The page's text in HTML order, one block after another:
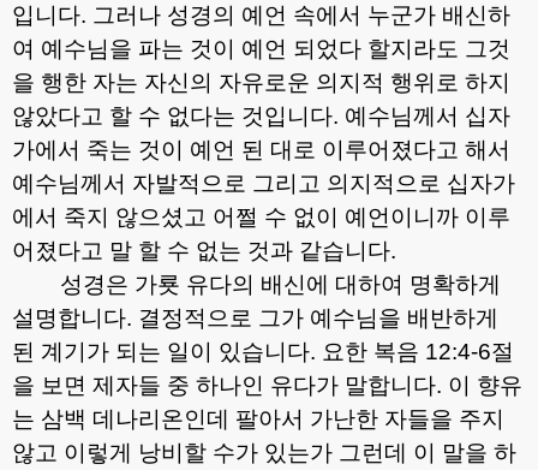
입니다. 그러나 성경의 예언 속에서 누군가 배신하
여 예수님을 파는 것이 예언 되었다 할지라도 그것
을 행한 자는 자신의 자유로운 의지적 행위로 하지
않았다고 할 수 없다는 것입니다. 예수님께서 십자
가에서 죽는 것이 예언 된 대로 이루어졌다고 해서
예수님께서 자발적으로 그리고 의지적으로 십자가
에서 죽지 않으셨고 어쩔 수 없이 예언이니까 이루
어졌다고 말 할 수 없는 것과 같습니다.
성경은 가룟 유다의 배신에 대하여 명확하게
설명합니다. 결정적으로 그가 예수님을 배반하게
된 계기가 되는 일이 있습니다. 요한 복음 12:4-6절
을 보면 제자들 중 하나인 유다가 말합니다. 이 향유
는 삼백 데나리온인데 팔아서 가난한 자들을 주지
않고 이렇게 낭비할 수가 있는가 그런데 이 말을 하